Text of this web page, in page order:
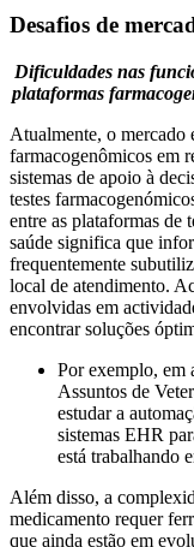
Desafios de
Dificuldades nas
plataformas
Atualmente, o mercado
farmacogenômicos em
sistemas de apoio à
testes
entre as plataformas de
saúde significa que
frequentemente
local de atendimento.
envolvidas em
encontrar soluções
Por exemplo, em
Assuntos de
estudar a
sistemas EHR
está trabalhando
Além disso, a
medicamento requer
que ainda estão em